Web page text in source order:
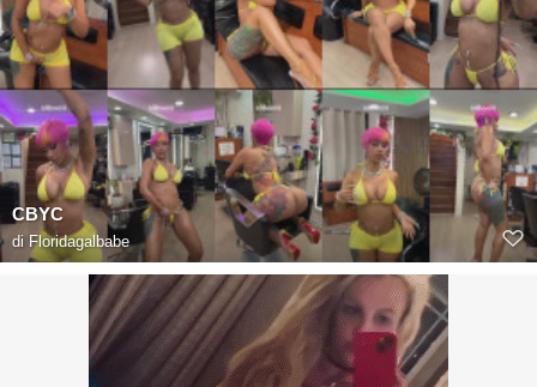
CBYC
di Floridagalbabe